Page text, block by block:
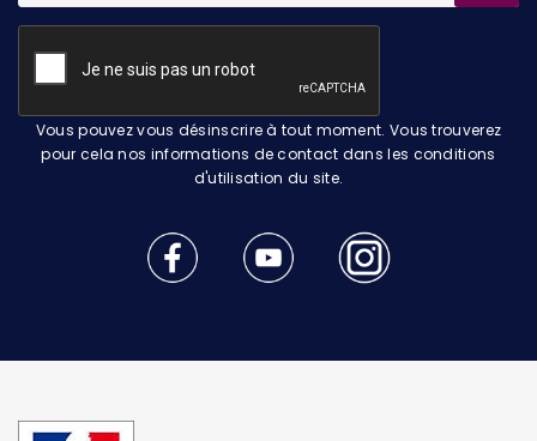
Vous pouvez vous désinscrire à tout moment. Vous trouverez
pour cela nos informations de contact dans les conditions
d'utilisation du site.